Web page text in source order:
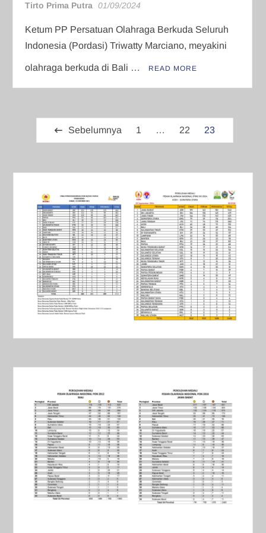
Tirto Prima Putra 01/09/2024
Ketum PP Persatuan Olahraga Berkuda Seluruh
Indonesia (Pordasi) Triwatty Marciano, meyakini
olahraga berkuda di Bali … READ MORE
Paginasi
pos
Sebelumnya 1 … 22 23